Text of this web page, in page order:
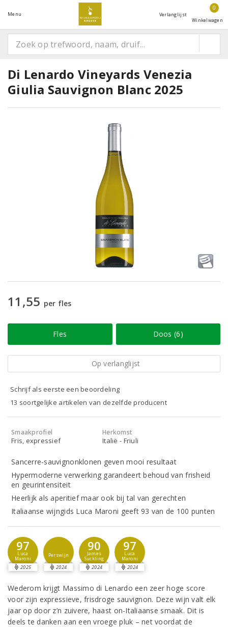
Menu Verlanglijst
0
Winkelwagen
Di Lenardo Vineyards Venezia
Giulia Sauvignon Blanc 2025
11,55 per fles
Fles Doos (6)
Op verlanglijst
Schrijf als eerste een beoordeling
13 soortgelijke artikelen van dezelfde producent
Smaakprofiel
Fris, expressief
Herkomst
Italië - Friuli
Sancerre-sauvignonklonen geven mooi resultaat
Hypermoderne verwerking garandeert behoud van frisheid
en geurintensiteit
Heerlijk als aperitief maar ook bij tal van gerechten
Italiaanse wijngids Luca Maroni geeft 93 van de 100 punten
97
Luca
Maroni
2025
Perswijn
2024
90
James
Suckling
2024
97
Luca
Maroni
2024
Wederom krijgt Massimo di Lenardo een zeer hoge score
voor zijn expressieve, frisdroge sauvignon. Deze wijn valt elk
jaar op door z’n zuivere, haast on-Italiaanse smaak. Dit is
deels te danken aan een vroege pluk – net voordat de